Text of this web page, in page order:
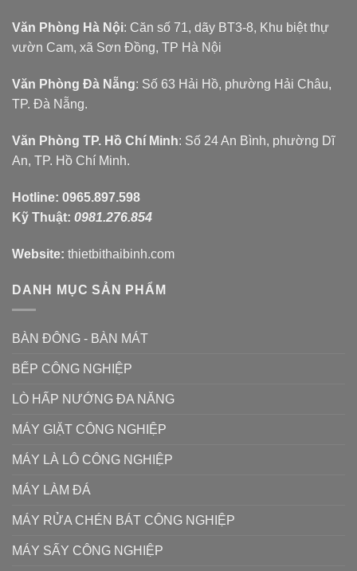
Văn Phòng Hà Nội: Căn số 71, dãy BT3-8, Khu biệt thự
vườn Cam, xã Sơn Đồng, TP Hà Nội
Văn Phòng Đà Nẵng: Số 63 Hải Hồ, phường Hải Châu,
TP. Đà Nẵng.
Văn Phòng TP. Hồ Chí Minh: Số 24 An Bình, phường Dĩ
An, TP. Hồ Chí Minh.
Hotline: 0965.897.598
Kỹ Thuật: 0981.276.854
Website: thietbithaibinh.com
DANH MỤC SẢN PHẨM
BÀN ĐÔNG - BÀN MÁT
BẾP CÔNG NGHIỆP
LÒ HẤP NƯỚNG ĐA NĂNG
MÁY GIẶT CÔNG NGHIỆP
MÁY LÀ LÔ CÔNG NGHIỆP
MÁY LÀM ĐÁ
MÁY RỬA CHÉN BÁT CÔNG NGHIỆP
MÁY SẤY CÔNG NGHIỆP